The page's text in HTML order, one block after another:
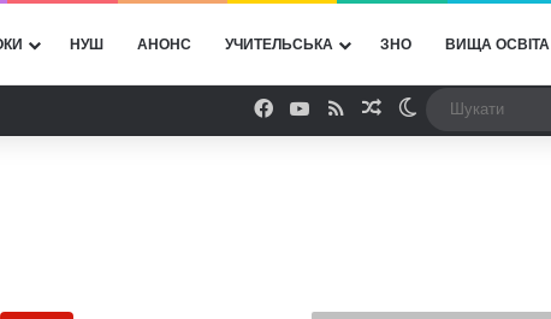
НУШ АНОНС УЧИТЕЛЬСЬКА ЗНО ВИЩА ОСВІТА
Facebook
YouTube
RSSВипадкова стаття
Switch skin